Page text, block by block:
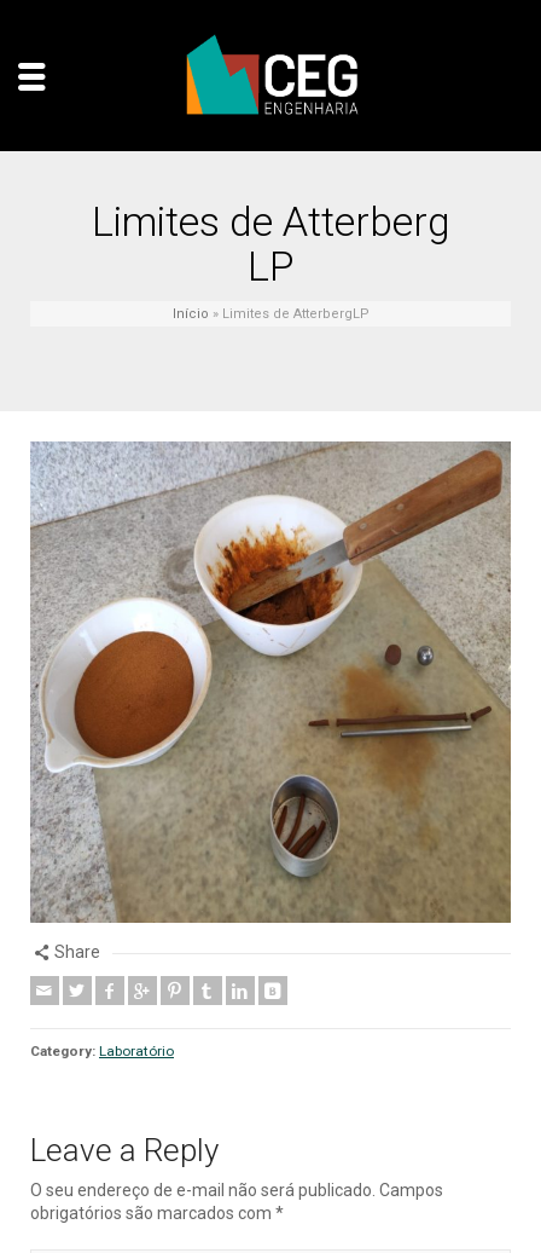
Limites de Atterberg
LP
Início » Limites de AtterbergLP
Share
Category: Laboratório
Leave a Reply
O seu endereço de e-mail não será publicado. Campos
obrigatórios são marcados com *